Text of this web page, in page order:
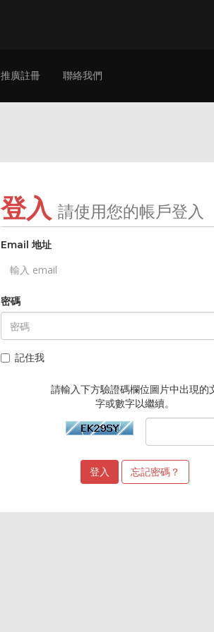
推廣註冊 聯絡我們
登入 請使用您的帳戶登入
Email 地址
密碼
記住我
請輸入下方驗證碼欄位圖片中出現的
字或數字以繼續。
忘記密碼？